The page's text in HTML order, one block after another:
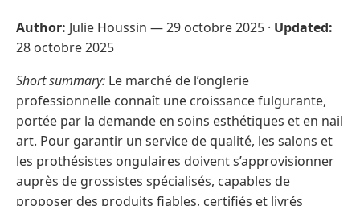
Author: Julie Houssin —29 octobre 2025 · Updated:
28 octobre 2025
Short summary: Le marché de l’onglerie
professionnelle connaît une croissance fulgurante,
portée par la demande en soins esthétiques et en nail
art. Pour garantir un service de qualité, les salons et
les prothésistes ongulaires doivent s’approvisionner
auprès de grossistes spécialisés, capables de
proposer des produits fiables, certifiés et livrés